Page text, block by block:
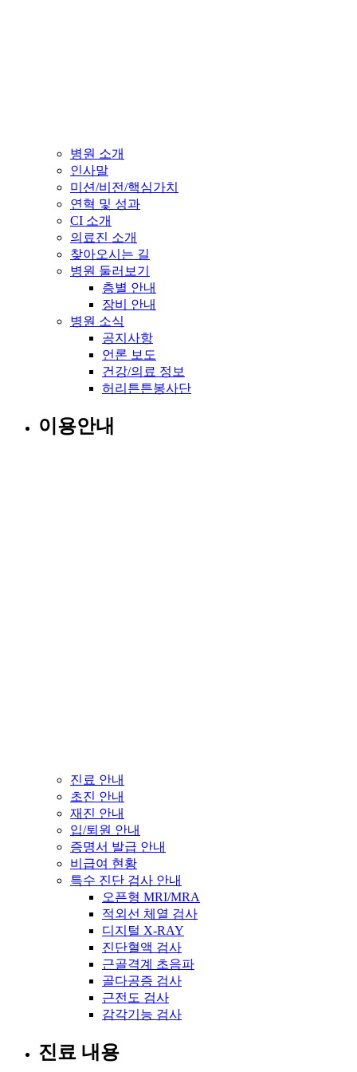
병원 소개
인사말
미션/비전/핵심가치
연혁 및 성과
CI 소개
의료진 소개
찾아오시는 길
병원 둘러보기
층별 안내
장비 안내
병원 소식
공지사항
언론 보도
건강/의료 정보
허리튼튼봉사단
이용안내
진료 안내
초진 안내
재진 안내
입/퇴원 안내
증명서 발급 안내
비급여 현황
특수 진단 검사 안내
오픈형 MRI/MRA
적외선 체열 검사
디지털 X-RAY
진단혈액 검사
근골격계 초음파
골다공증 검사
근전도 검사
감각기능 검사
진료 내용